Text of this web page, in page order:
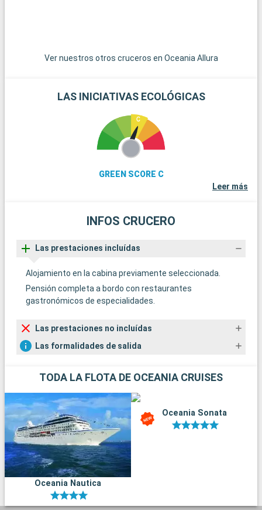
italianos.Ver nuestros otros cruceros en Oceania Allura
LAS INICIATIVAS ECOLÓGICAS
GREEN SCORE C
Leer más
INFOS CRUCERO
Las prestaciones incluídas
Alojamiento en la cabina previamente seleccionada.
Pensión completa a bordo con restaurantes
gastronómicos de especialidades.
Las prestaciones no incluídas
Las formalidades de salida
TODA LA FLOTA DE OCEANIA CRUISES
Oceania Nautica
Oceania Sonata